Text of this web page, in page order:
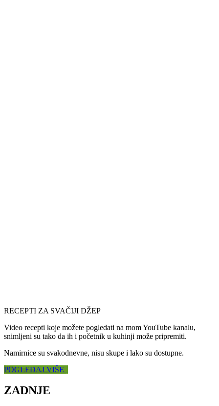
RECEPTI ZA SVAČIJI DŽEP
Video recepti koje možete pogledati na mom YouTube kanalu,
snimljeni su tako da ih i početnik u kuhinji može pripremiti.
Namirnice su svakodnevne, nisu skupe i lako su dostupne.
POGLEDAJ VIŠE
ZADNJE